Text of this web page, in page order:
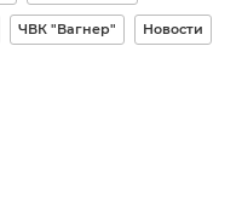
ЧВК "Вагнер" Новости